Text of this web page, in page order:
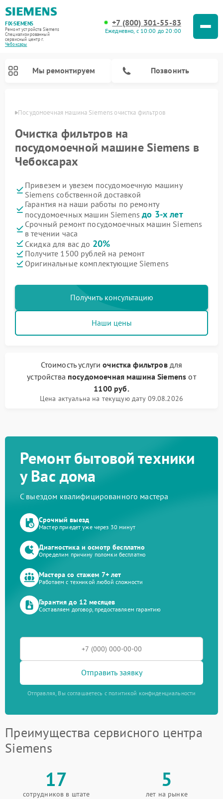
FIX-SIEMENS
Ремонт устройств Siemens
Специализированный
cервисный центр г.
Чебоксары
+7 (800) 301-55-83
Ежедневно, с 10:00 до 20:00
Мы ремонтируем Позвонить
Посудомоечная машина Siemens очистка фильтров
Очистка фильтров на
посудомоечной машине Siemens в
Чебоксарах
Привезем и увезем посудомоечную машину
Siemens собственной доставкой
Гарантия на наши работы по ремонту
посудомоечных машин Siemensдо 3-х лет
Срочный ремонт посудомоечных машин Siemens
в течении часа
Скидка для вас до 20%
Получите 1500 рублей на ремонт
Оригинальные комплектующие Siemens
Получить консультацию
Наши цены
Стоимость услугиочистка фильтровдля
устройства посудомоечная машина Siemens от
1100 руб.
Цена актуальна на текущую дату 09.08.2026
Ремонт бытовой техники
у Вас дома
С выездом квалифицированного мастера
Срочный выезд
Мастер приедет уже через 30 минут
Диагностика и осмотр бесплатно
Определим причину поломки бесплатно
Мастера со стажем 7+ лет
Работаем с техникой любой сложности
Гарантия до 12 месяцев
Составляем договор, предоставляем гарантию
Отправить заявку
Отправляя, Вы соглашаетесь с политикой конфиденциальности
Преимущества сервисного центра
Siemens
17
сотрудников в штате
5
лет на рынке